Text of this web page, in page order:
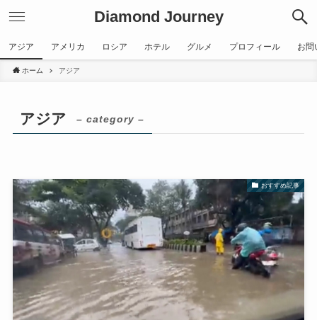
Diamond Journey
アジア アメリカ ロシア ホテル グルメ プロフィール お問
ホーム アジア
アジア – category –
おすすめ記事